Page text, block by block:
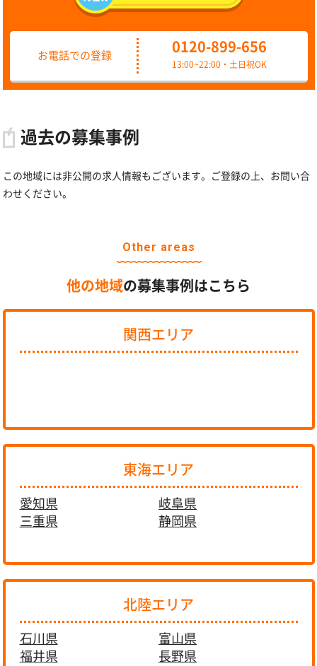
お電話での登録
0120-899-656
13:00~22:00・土日祝OK
過去の募集事例
この地域には非公開の求人情報もございます。ご登録の上、お問い合
わせください。
Other areas
他の地域の募集事例はこちら
関西エリア
東海エリア
愛知県
岐阜県
三重県
静岡県
北陸エリア
石川県
富山県
福井県
長野県